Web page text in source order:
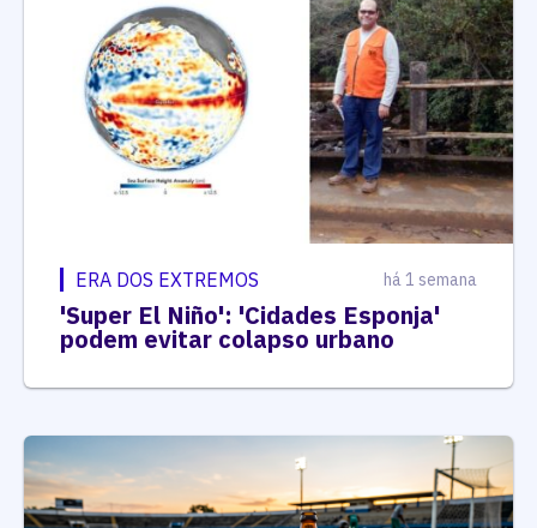
ERA DOS EXTREMOS há 1 semana
'Super El Niño': 'Cidades Esponja'
podem evitar colapso urbano